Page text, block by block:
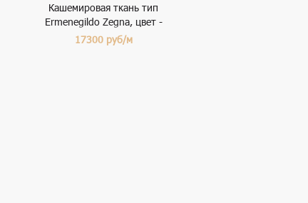
Кашемировая ткань тип
Ermenegildo Zegna, цвет -
серый
17300 руб/м